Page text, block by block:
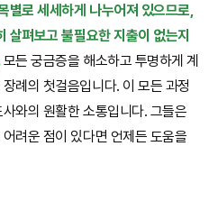
별로 세세하게 나누어져 있으므로,
살펴보고 불필요한 지출이 없는지
모든 궁금증을 해소하고 투명하게 계
례의 첫걸음입니다. 이 모든 과정
와의 원활한 소통입니다. 그들은
려운 점이 있다면 언제든 도움을